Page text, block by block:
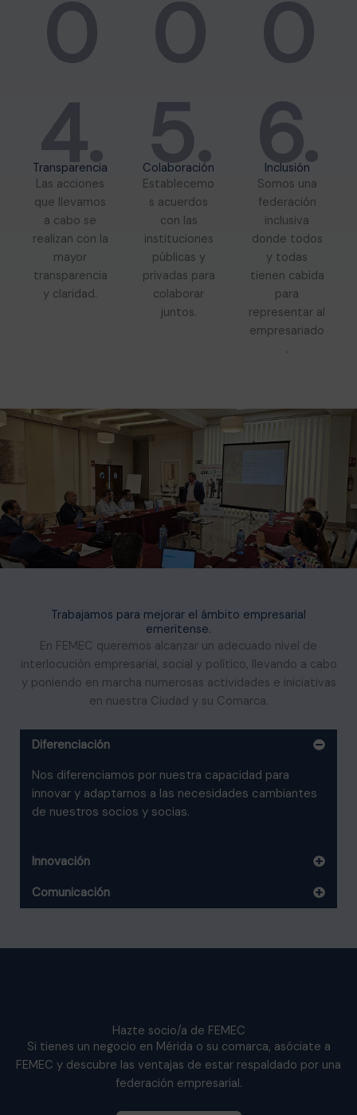
0
4.
Transparencia
Las acciones
que llevamos
a cabo se
realizan con la
mayor
transparencia
y claridad.
0
5.
Colaboración
Establecemo
s acuerdos
con las
instituciones
públicas y
privadas para
colaborar
juntos.
0
6.
Inclusión
Somos una
federación
inclusiva
donde todos
y todas
tienen cabida
para
representar al
empresariado
.
Trabajamos para mejorar el ámbito empresarial
emeritense.
En FEMEC queremos alcanzar un adecuado nivel de
interlocución empresarial, social y político, llevando a cabo
y poniendo en marcha numerosas actividades e iniciativas
en nuestra Ciudad y su Comarca.
Diferenciación
Nos diferenciamos por nuestra capacidad para
innovar y adaptarnos a las necesidades cambiantes
de nuestros socios y socias.
Innovación
Comunicación
Hazte socio/a de FEMEC
Si tienes un negocio en Mérida o su comarca, asóciate a
FEMEC y descubre las ventajas de estar respaldado por una
federación empresarial.